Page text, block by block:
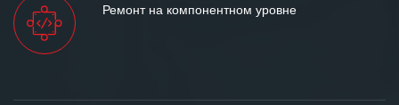
Ремонт на компонентном уровне